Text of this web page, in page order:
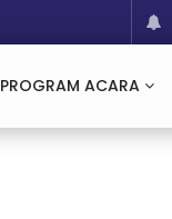
PROGRAM ACARA